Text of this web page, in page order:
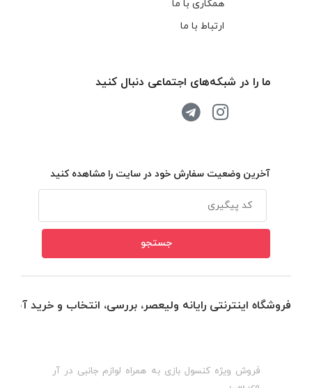
همکاری با ما
ارتباط با ما
ما را در شبکه‌های اجتماعی دنبال کنید
آخرین وضعیت سفارش خود در سایت را مشاهده کنید
فروشگاه اینترنتی رایانه ولیعصر، بررسی، انتخاب و خرید
فروش ویژه کنسول بازی به همراه لوازم جانبی در آر